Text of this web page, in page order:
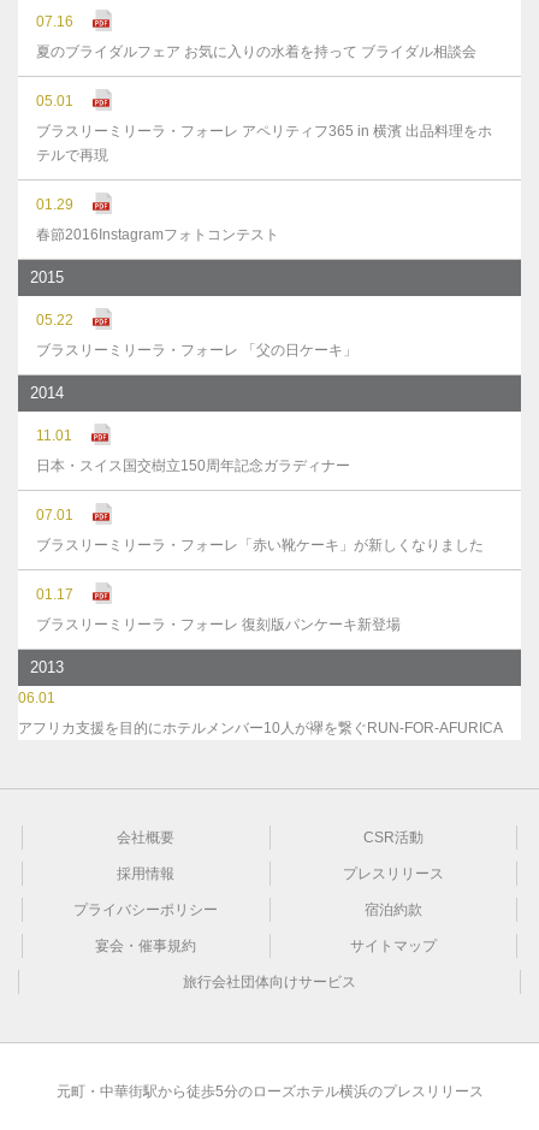
07.16
夏のブライダルフェア お気に入りの水着を持って ブライダル相談会
05.01
ブラスリーミリーラ・フォーレ アペリティフ365 in 横濱 出品料理をホ
テルで再現
01.29
春節2016Instagramフォトコンテスト
2015
05.22
ブラスリーミリーラ・フォーレ 「父の日ケーキ」
2014
11.01
日本・スイス国交樹立150周年記念ガラディナー
07.01
ブラスリーミリーラ・フォーレ「赤い靴ケーキ」が新しくなりました
01.17
ブラスリーミリーラ・フォーレ 復刻版パンケーキ新登場
2013
06.01
アフリカ支援を目的にホテルメンバー10人が襷を繋ぐRUN-FOR-AFURICA
会社概要 CSR活動
採用情報 プレスリリース
プライバシーポリシー 宿泊約款
宴会・催事規約 サイトマップ
旅行会社団体向けサービス
元町・中華街駅から徒歩5分のローズホテル横浜のプレスリリース